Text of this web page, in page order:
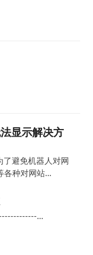
显示解决方
避免机器人对网
各种对网站…
…